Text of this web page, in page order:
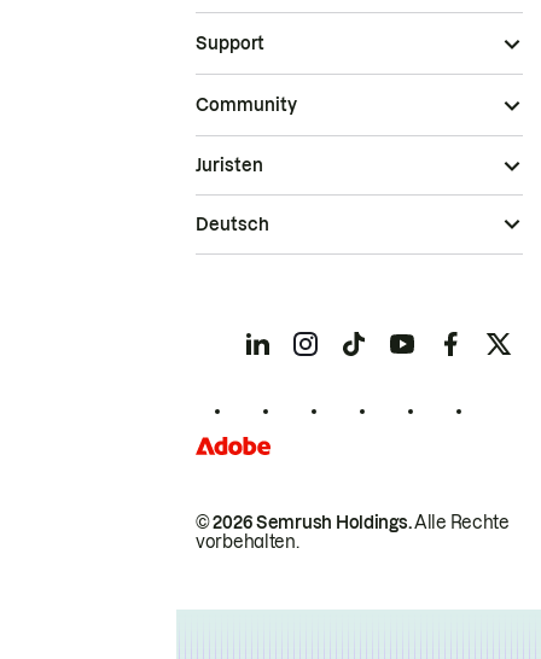
Support
Community
© 2026 Semrush Holdings.Alle Rechte
vorbehalten.
Juristen
Deutsch